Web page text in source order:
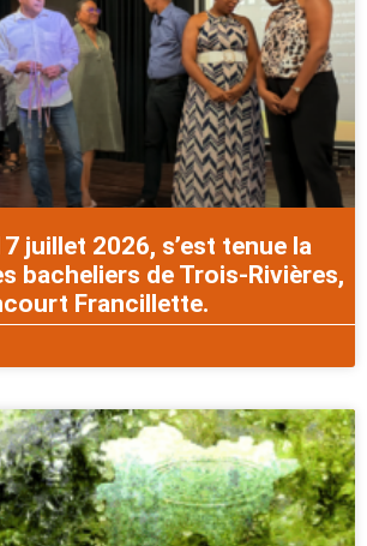
juillet 2026, s’est tenue la
bacheliers de Trois-Rivières,
Francillette.